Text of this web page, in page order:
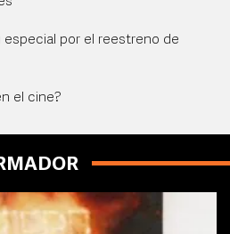
por el reestreno de
el cine?